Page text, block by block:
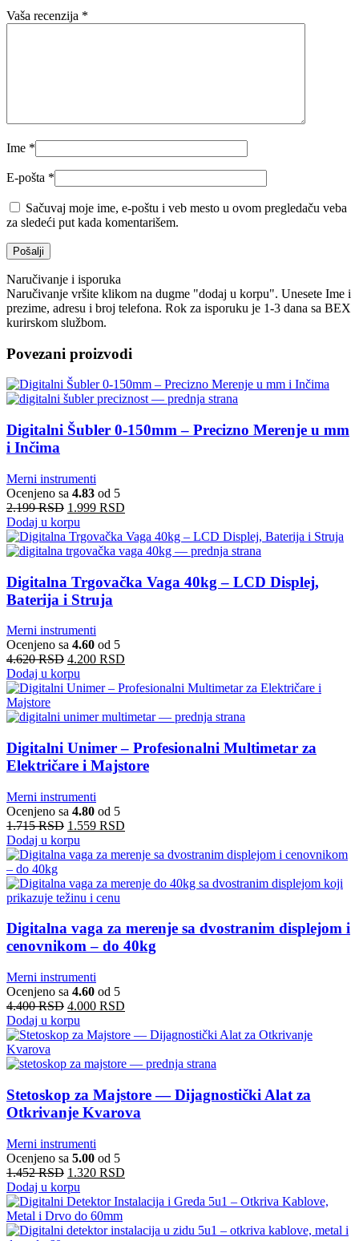
Vaša recenzija *
Ime *
E-pošta *
Sačuvaj moje ime, e-poštu i veb mesto u ovom pregledaču veba
za sledeći put kada komentarišem.
Naručivanje i isporuka
Naručivanje vršite klikom na dugme "dodaj u korpu". Unesete Ime i
prezime, adresu i broj telefona. Rok za isporuku je 1-3 dana sa BEX
kurirskom službom.
Povezani proizvodi
Digitalni Šubler 0-150mm – Precizno Merenje u mm
i Inčima
Merni instrumenti
Ocenjeno sa 4.83 od 5
2.199RSD 1.999 RSD
Dodaj u korpu
Digitalna Trgovačka Vaga 40kg – LCD Displej,
Baterija i Struja
Merni instrumenti
Ocenjeno sa 4.60 od 5
4.620RSD 4.200 RSD
Dodaj u korpu
Digitalni Unimer – Profesionalni Multimetar za
Električare i Majstore
Merni instrumenti
Ocenjeno sa 4.80 od 5
1.715RSD 1.559 RSD
Dodaj u korpu
Digitalna vaga za merenje sa dvostranim displejom i
cenovnikom – do 40kg
Merni instrumenti
Ocenjeno sa 4.60 od 5
4.400RSD 4.000 RSD
Dodaj u korpu
Stetoskop za Majstore — Dijagnostički Alat za
Otkrivanje Kvarova
Merni instrumenti
Ocenjeno sa 5.00 od 5
1.452RSD 1.320 RSD
Dodaj u korpu